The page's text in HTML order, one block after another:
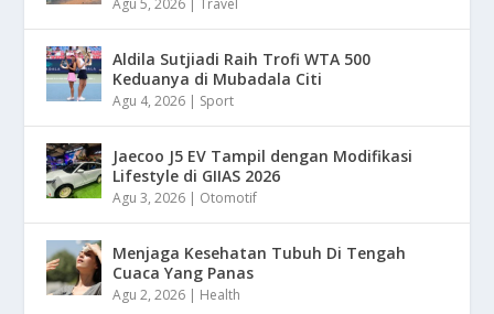
Aldila Sutjiadi Raih Trofi WTA 500
Keduanya di Mubadala Citi
Agu 4, 2026 | Sport
Jaecoo J5 EV Tampil dengan Modifikasi
Lifestyle di GIIAS 2026
Agu 3, 2026 | Otomotif
Menjaga Kesehatan Tubuh Di Tengah
Cuaca Yang Panas
Agu 2, 2026 | Health